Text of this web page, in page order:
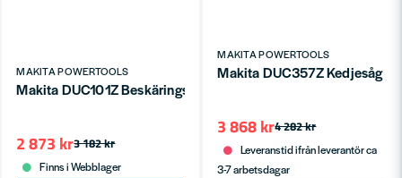
MAKITA POWERTOOLS
Makita DUC101Z Beskäringssåg 18V LXT 18V (utan batterier)
3 182 kr
2 873 kr
Finns i Webblager
MAKITA POWERTOOLS
Makita DUC357Z Kedjesåg
4 282 kr
3 868 kr
Leveranstid ifrån leverantör ca
3-7 arbetsdagar